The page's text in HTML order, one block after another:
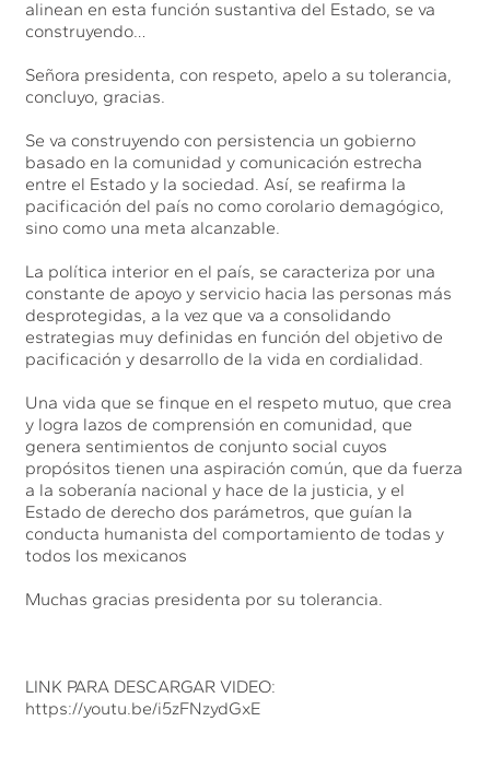
alinean en esta función sustantiva del Estado, se va
construyendo…
Señora presidenta, con respeto, apelo a su tolerancia,
concluyo, gracias.
Se va construyendo con persistencia un gobierno
basado en la comunidad y comunicación estrecha
entre el Estado y la sociedad. Así, se reafirma la
pacificación del país no como corolario demagógico,
sino como una meta alcanzable.
La política interior en el país, se caracteriza por una
constante de apoyo y servicio hacia las personas más
desprotegidas, a la vez que va a consolidando
estrategias muy definidas en función del objetivo de
pacificación y desarrollo de la vida en cordialidad.
Una vida que se finque en el respeto mutuo, que crea
y logra lazos de comprensión en comunidad, que
genera sentimientos de conjunto social cuyos
propósitos tienen una aspiración común, que da fuerza
a la soberanía nacional y hace de la justicia, y el
Estado de derecho dos parámetros, que guían la
conducta humanista del comportamiento de todas y
todos los mexicanos
Muchas gracias presidenta por su tolerancia.
LINK PARA DESCARGAR VIDEO:
https://youtu.be/i5zFNzydGxE